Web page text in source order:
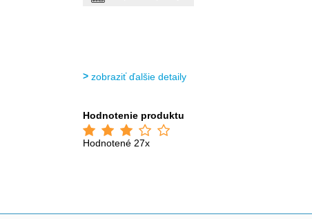
zobraziť ďalšie detaily
Hodnotenie produktu
Hodnotené 27x